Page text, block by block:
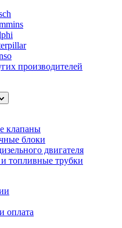
производителей
клапаны
блоки
двигателя
топливные трубки
оплата